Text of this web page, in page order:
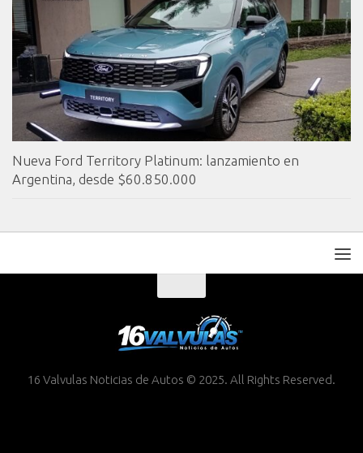
Nueva Ford Territory Platinum: lanzamiento en
Argentina, desde $60.850.000
16 Valvulas Noticias de Autos © 2025. All Rights Reserved.